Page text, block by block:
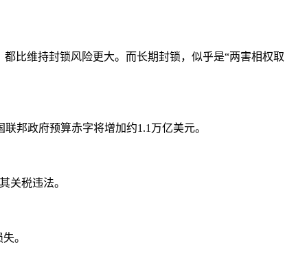
比维持封锁风险更大。而长期封锁，似乎是“两害相权取
邦政府预算赤字将增加约1.1万亿美元。
关税违法。
。